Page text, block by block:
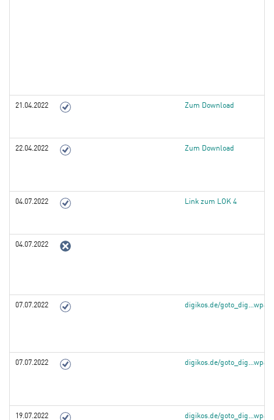
21.04.2022 Zum Download
22.04.2022 Zum Download
04.07.2022 Link zum LOK 4
04.07.2022
07.07.2022 digikos.de/
07.07.2022 digikos.de/
19.07.2022 digikos.de/